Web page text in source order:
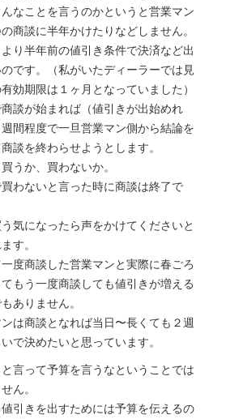
なことを言うのかというと営業マン
商談に半年かけたりなどしません。
り半年前の値引き条件で決済など出
です。（私がいたディーラーでは見
効期限は１ヶ月となっていました）
談が始まれば（値引きが出始めれ
間程度で一旦営業マン側から結論を
談を終わらせようとします。
うか、買わないか。
わないと言った時に商談は終了で
う気になったら声をかけてくださいと
す。
度商談した営業マンと実際に春ごろ
もう一度商談しても値引きが増える
ありません。
は商談となれば当日〜長くても２週
で決めたいと思っています。
言って予算を言うなということでは
ん。
引きを出すためには予算を伝えるの